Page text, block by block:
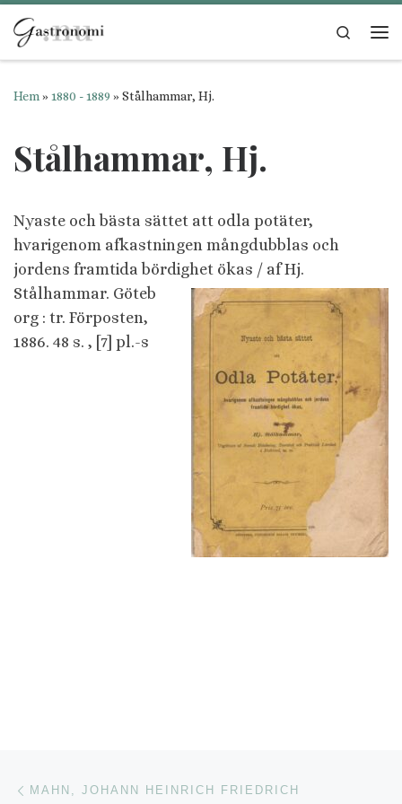
Hoppa till innehåll
Search
Hem »1880 - 1889 »Stålhammar, Hj.
Stålhammar, Hj.
Nyaste och bästa sättet att odla potäter,
hvarigenom afkastningen mångdubblas och
jordens framtida bördighet ökas / af Hj.
Stålhammar. Göteb
org : tr. Förposten,
1886. 48 s. , [7] pl.-s
Inläggsnavigering
MAHN, JOHANN HEINRICH FRIEDRICH